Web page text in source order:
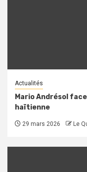
Actualités
Mario Andrésol
haïtienne
29 mars 2026 Le